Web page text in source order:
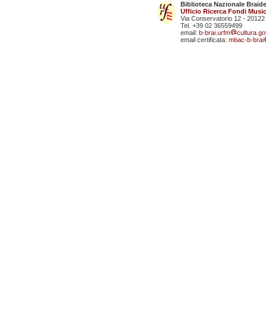
Biblioteca Nazionale
Ufficio Ricerca Fondi
Via Conservatorio 12 - 20122
Tel. +39 02 36559499
email: b-brai.urfm
email certificata: mbac-b-brai